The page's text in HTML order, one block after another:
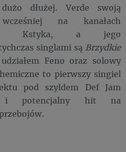
dłużej. Verde swoją
na kanałach
Kstyka, a jego
singlami są Brzydkie
Feno oraz solowy
to pierwszy singiel
pod szyldem Def Jam
i potencjalny hit na